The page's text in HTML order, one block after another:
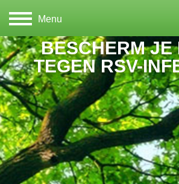
Menu
BESCHERM JE
TEGEN RSV-